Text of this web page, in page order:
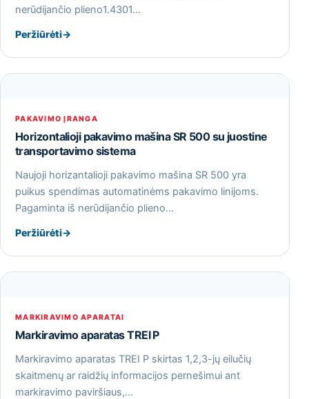
nerūdijančio plieno1.4301…
Peržiūrėti→
PAKAVIMO ĮRANGA
Horizontalioji pakavimo mašina SR 500 su juostine
transportavimo sistema
Naujoji horizantalioji pakavimo mašina SR 500 yra
puikus spendimas automatinėms pakavimo linijoms.
Pagaminta iš nerūdijančio plieno…
Peržiūrėti→
MARKIRAVIMO APARATAI
Markiravimo aparatas TREI P
Markiravimo aparatas TREI P skirtas 1,2,3-jų eilučių
skaitmenų ar raidžių informacijos pernešimui ant
markiravimo paviršiaus,…